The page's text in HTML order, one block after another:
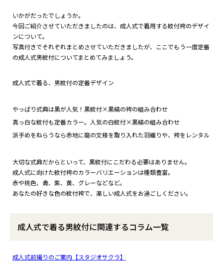
いかがだったでしょうか。
今回ご紹介させていただきましたのは、成人式で着用する紋付袴のデザイ
ンについて。
写真付きでそれぞれまとめさせていただきましたが、ここでもう一度定番
の成人式男紋付についてまとめてみましょう。
成人式で着る、男紋付の定番デザイン
やっぱり式典は黒が人気！黒紋付×黒縞の袴の組み合わせ
真っ白な紋付も定番カラー。人気の白紋付×黒縞の組み合わせ
派手めをねらうなら赤地に龍の文様を取り入れた羽織りや、袴をレンタル
大切な式典だからといって、黒紋付にこだわる必要はありません。
成人式に向けた紋付袴のカラーバリエーションは種類豊富。
赤や桃色、青、紫、黄、グレーなどなど。
あなたの好きな色の紋付袴で、楽しい成人式をお過ごしください。
成人式で着る男紋付に関連するコラム一覧
成人式前撮りのご案内【スタジオサクラ】